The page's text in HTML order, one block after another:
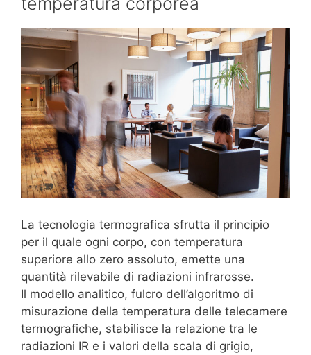
La tecnologia termografica sfrutta il principio
per il quale ogni corpo, con temperatura
superiore allo zero assoluto, emette una
quantità rilevabile di radiazioni infrarosse.
Il modello analitico, fulcro dell’algoritmo di
misurazione della temperatura delle telecamere
termografiche, stabilisce la relazione tra le
radiazioni IR e i valori della scala di grigio,